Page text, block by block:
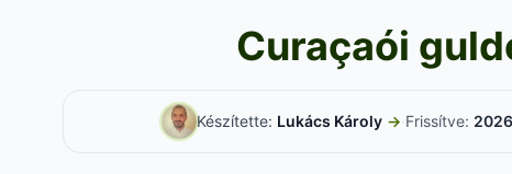
Curaçaói
Készítette: Lukács Károly →·Frissítve: